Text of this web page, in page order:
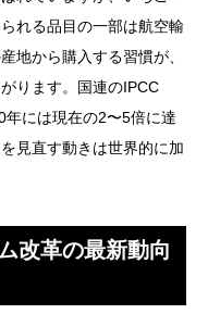
れる品目の一部は航空輸
地から購入する習慣が、
ります。国連のIPCC
には現在の2〜5倍に達
見直す動きは世界的に加
改革の最新動向